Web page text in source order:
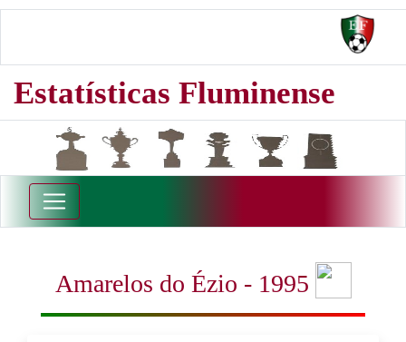
Estatísticas Fluminense
Amarelos do Ézio - 1995